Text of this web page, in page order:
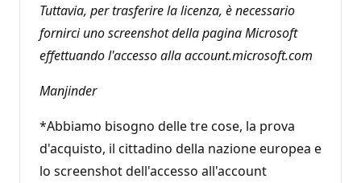
Tuttavia, per trasferire la licenza, è necessario
fornirci uno screenshot della pagina Microsoft
effettuando l'accesso alla account.microsoft.com
Manjinder
*Abbiamo bisogno delle tre cose, la prova
d'acquisto, il cittadino della nazione europea e
lo screenshot dell'accesso all'account